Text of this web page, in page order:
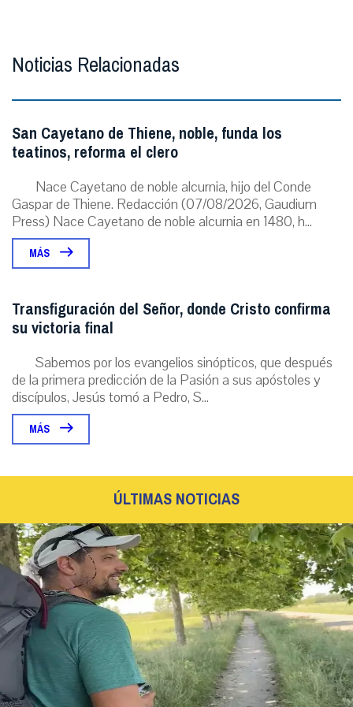
Noticias Relacionadas
San Cayetano de Thiene, noble, funda los
teatinos, reforma el clero
Nace Cayetano de noble alcurnia, hijo del Conde
Gaspar de Thiene. Redacción (07/08/2026, Gaudium
Press) Nace Cayetano de noble alcurnia en 1480, h...
MÁS
Transfiguración del Señor, donde Cristo confirma
su victoria final
Sabemos por los evangelios sinópticos, que después
de la primera predicción de la Pasión a sus apóstoles y
discípulos, Jesús tomó a Pedro, S...
MÁS
ÚLTIMAS NOTICIAS